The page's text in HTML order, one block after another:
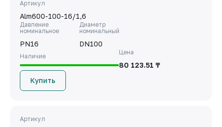
Артикул
Alm600-100-16/1,6
Давление
номинальное
PN16
Диаметр
номинальный
DN100
Наличие
Цена
80 123.51 ₸
Купить
Артикул